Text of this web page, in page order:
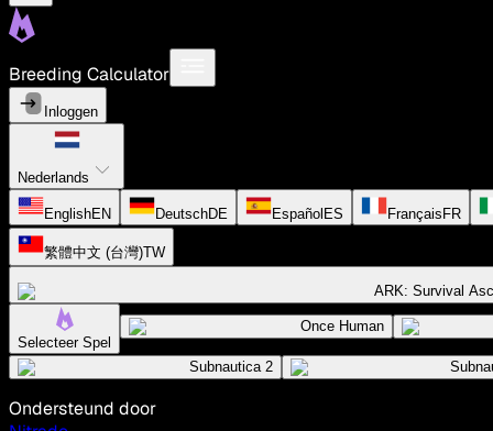
Breeding Calculator
Inloggen
Nederlands
EnglishEN DeutschDE Español ES Français FR
繁體中文 (台灣)TW
ARK: Survival
Selecteer Spel
Once Human
Subnautica 2
Ondersteund door